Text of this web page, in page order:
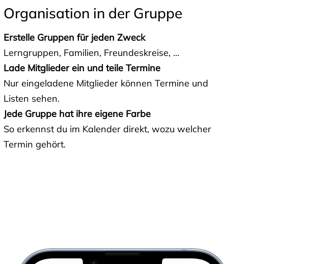
Organisation in der Gruppe
Erstelle Gruppen für jeden Zweck
Lerngruppen, Familien, Freundeskreise, ...
Lade Mitglieder ein und teile Termine
Nur eingeladene Mitglieder können Termine und
Listen sehen.
Jede Gruppe hat ihre eigene Farbe
So erkennst du im Kalender direkt, wozu welcher
Termin gehört.